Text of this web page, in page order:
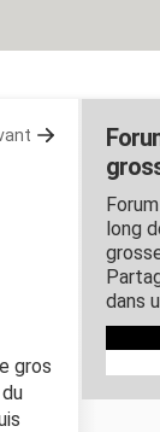
gros
long
dans